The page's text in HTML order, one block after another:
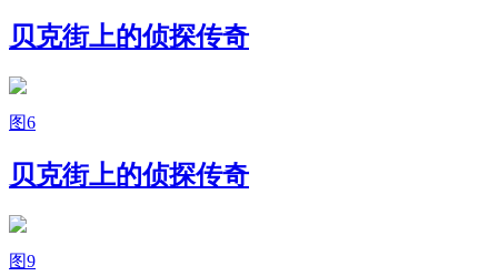
贝克街上的侦探传奇
图6
贝克街上的侦探传奇
图9